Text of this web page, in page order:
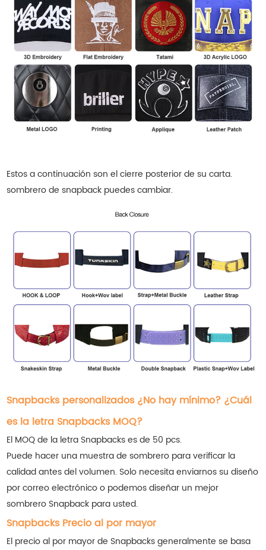
Estos a continuación son el cierre posterior de su carta.
sombrero de snapback puedes cambiar.
Snapbacks personalizados ¿No hay mínimo? ¿Cuál
es la letra Snapbacks MOQ?
El MOQ de la letra Snapbacks es de 50 pcs.
Puede hacer una muestra de sombrero para verificar la
calidad antes del volumen. Solo necesita enviarnos su diseño
por correo electrónico o podemos diseñar un mejor
sombrero Snapback para usted.
Snapbacks Precio al por mayor
El precio al por mayor de Snapbacks generalmente se basa